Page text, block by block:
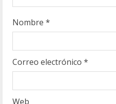
Nombre *
Correo electrónico *
Web